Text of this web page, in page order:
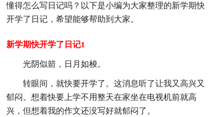
懂得怎么写日记吗？以下是小编为大家整理的新学期快
开学了日记，希望能够帮助到大家。
新学期快开学了日记1
光阴似箭，日月如梭。
转眼间，就快要开学了。这消息听了让我又高兴又
郁闷。想着快要上学不用整天在家坐在电视机前就高
兴，但想着我的作文还没写好就郁闷了。